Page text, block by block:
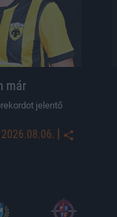
már
jelentő
2026.08.06. |